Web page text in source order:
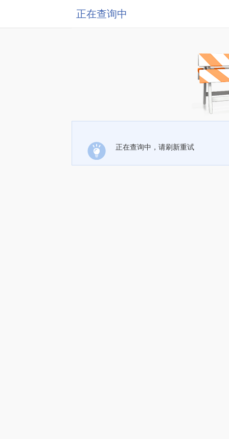
正在查询中
正在查询中，请刷新重试